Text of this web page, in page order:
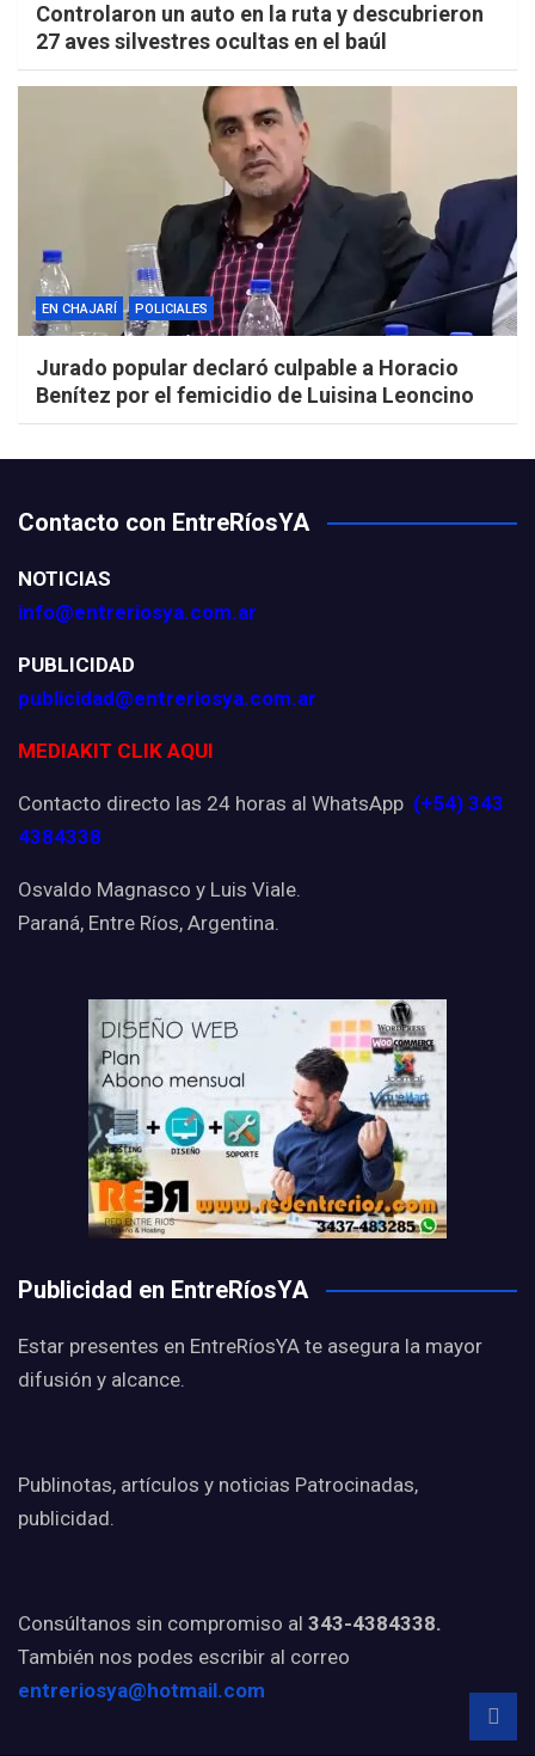
Controlaron un auto en la ruta y descubrieron
27 aves silvestres ocultas en el baúl
EN CHAJARÍ POLICIALES
Jurado popular declaró culpable a Horacio
Benítez por el femicidio de Luisina Leoncino
Contacto con EntreRíosYA
NOTICIAS
info@entreriosya.com.ar
PUBLICIDAD
publicidad@entreriosya.com.ar
MEDIAKIT CLIK AQUI
Contacto directo las 24 horas al WhatsApp (+54) 343
4384338
Osvaldo Magnasco y Luis Viale.
Paraná, Entre Ríos, Argentina.
Publicidad en EntreRíosYA
Estar presentes en EntreRíosYA te asegura la mayor
difusión y alcance.
Publinotas, artículos y noticias Patrocinadas,
publicidad.
Consúltanos sin compromiso al 343-4384338.
También nos podes escribir al correo
entreriosya@hotmail.com